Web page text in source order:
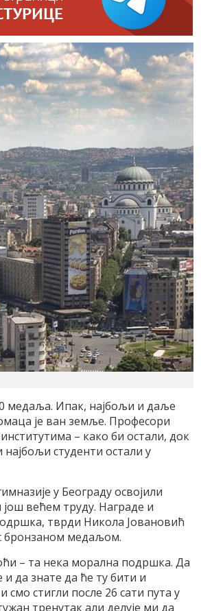
медаља. Ипак, најбољи и даље
је ван земље. Професори
– како би остали, док
студенти остали у
у Београду освојили
већем труду. Награде и
тврди Никола Јовановић
бронзаном медаљом.
– та нека морална подршка. Да
да знате да ће ту бити и
смо стигли после 26 сати пута у
тренутак али делује ми да